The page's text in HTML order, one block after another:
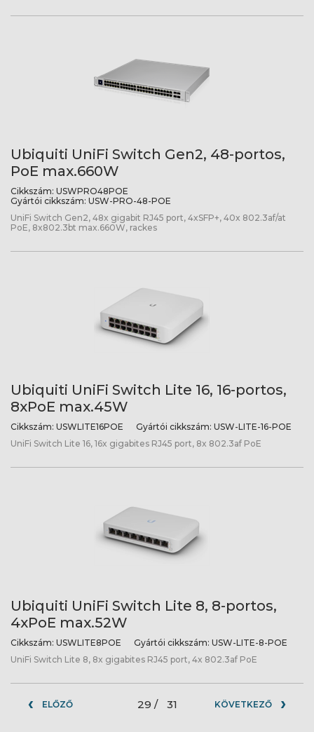
Ubiquiti UniFi Switch Gen2, 48-portos,
PoE max.660W
Cikkszám: USWPRO48POE
Gyártói cikkszám: USW-PRO-48-POE
UniFi Switch Gen2, 48x gigabit RJ45 port, 4xSFP+, 40x 802.3af/at
PoE, 8x802.3bt max.660W, rackes
Ubiquiti UniFi Switch Lite 16, 16-portos,
8xPoE max.45W
Cikkszám: USWLITE16POE Gyártói cikkszám: USW-LITE-16-POE
UniFi Switch Lite 16, 16x gigabites RJ45 port, 8x 802.3af PoE
Ubiquiti UniFi Switch Lite 8, 8-portos,
4xPoE max.52W
Cikkszám: USWLITE8POE Gyártói cikkszám: USW-LITE-8-POE
UniFi Switch Lite 8, 8x gigabites RJ45 port, 4x 802.3af PoE
ELŐZŐ 29 / 31 KÖVETKEZŐ